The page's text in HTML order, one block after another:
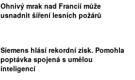
Ohnivý mrak nad Francií může
usnadnit šíření lesních požárů
Siemens hlásí rekordní zisk. Pomohla
poptávka spojená s umělou
inteligencí